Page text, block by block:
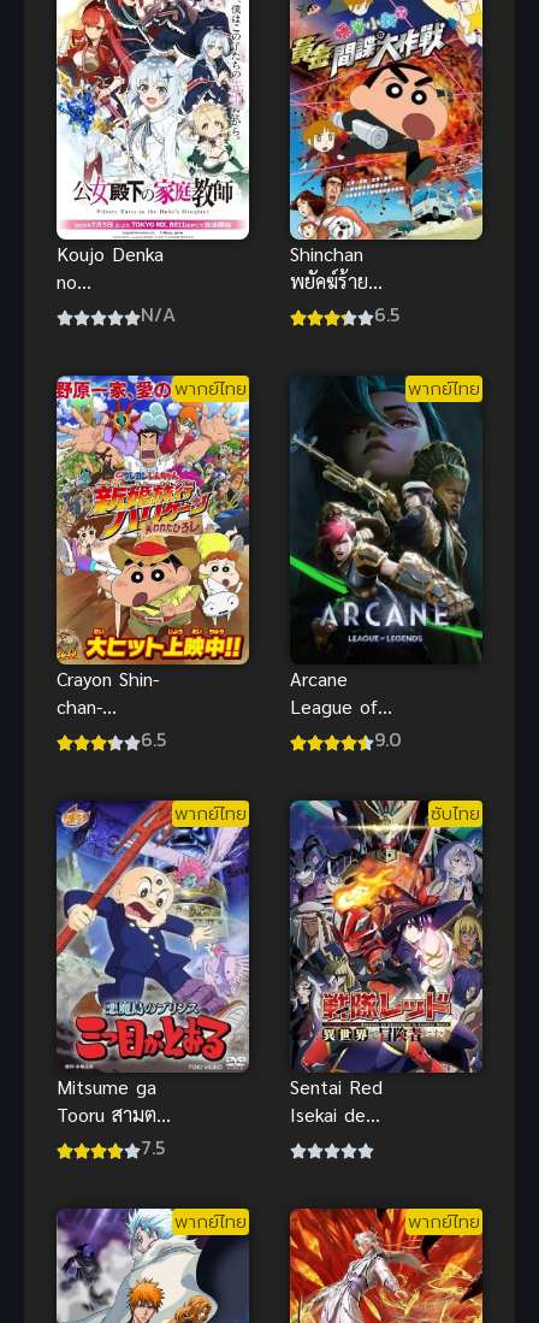
Koujo Denka
no
KateikyoushiN/A
Shinchan
พยัคฆ์ร้าย
สายลับ พากย์
ดูเพลินมากๆ
6.5
พากย์ไทย
Crayon Shin-
chan-
Honeymoon
Hiroshi ชินจัง
เดอะมูฟวี่
ตอน ฮันนีมูน
ป่วนแดนจิงโจ้
ตามหาคุณพ่อ
สุดขอบฟ้า
พากย์ไทย
6.5
พากย์ไทย
Arcane
League of
Legends อาร์
เจ็นดส์
9.0
พากย์ไทย
Mitsume ga
Tooru สามตา
ปาฏิหาริย์
คลาสสิก
7.5
ซับไทย
Sentai Red
Isekai de
Boukensha ni
ในต่างโลก
พากย์ไทย พากย์ไทย